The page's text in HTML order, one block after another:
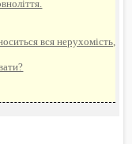
вся нерухомість,